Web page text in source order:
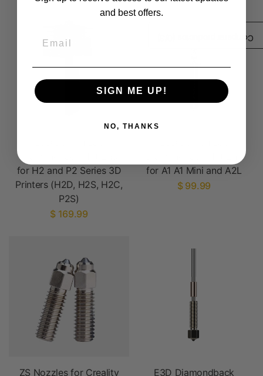
Diamondback Hot End
for H2 and P2 Series 3D
Printers (H2D, H2S, H2C,
P2S)
$ 169.99
Diamondback Hot End
for A1 A1 Mini and A2L
$ 99.99
ZS Nozzles for Creality
E3D Diamondback
Comparar productos (
and best offers.
SIGN ME UP!
NO, THANKS